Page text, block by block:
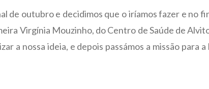
de outubro e decidimos que o iríamos fazer e no
Virgínia Mouzinho, do Centro de Saúde de
a nossa ideia, e depois passámos a missão para